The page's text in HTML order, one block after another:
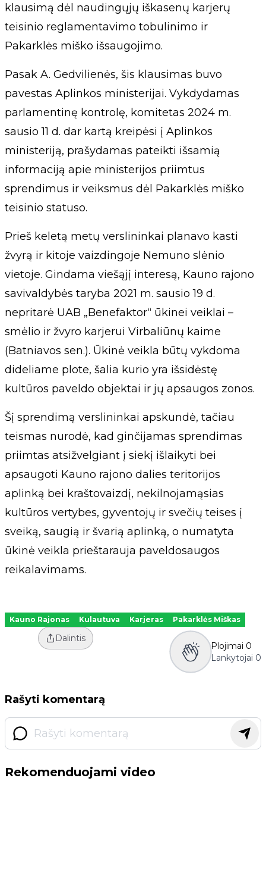
klausimą dėl naudingųjų iškasenų karjerų
teisinio reglamentavimo tobulinimo ir
Pakarklės miško išsaugojimo.
Pasak A. Gedvilienės, šis klausimas buvo
pavestas Aplinkos ministerijai. Vykdydamas
parlamentinę kontrolę, komitetas 2024 m.
sausio 11 d. dar kartą kreipėsi į Aplinkos
ministeriją, prašydamas pateikti išsamią
informaciją apie ministerijos priimtus
sprendimus ir veiksmus dėl Pakarklės miško
teisinio statuso.
Prieš keletą metų verslininkai planavo kasti
žvyrą ir kitoje vaizdingoje Nemuno slėnio
vietoje. Gindama viešąjį interesą, Kauno rajono
savivaldybės taryba 2021 m. sausio 19 d.
nepritarė UAB „Benefaktor“ ūkinei veiklai –
smėlio ir žvyro karjerui Virbaliūnų kaime
(Batniavos sen.). Ūkinė veikla būtų vykdoma
dideliame plote, šalia kurio yra išsidėstę
kultūros paveldo objektai ir jų apsaugos zonos.
Šį sprendimą verslininkai apskundė, tačiau
teismas nurodė, kad ginčijamas sprendimas
priimtas atsižvelgiant į siekį išlaikyti bei
apsaugoti Kauno rajono dalies teritorijos
aplinką bei kraštovaizdį, nekilnojamąsias
kultūros vertybes, gyventojų ir svečių teises į
sveiką, saugią ir švarią aplinką, o numatyta
ūkinė veikla prieštarauja paveldosaugos
reikalavimams.
Kauno Rajonas Kulautuva Karjeras Pakarklės Miškas
Dalintis
Plojimai 0
Lankytojai 0
Rašyti komentarą
Rekomenduojami video